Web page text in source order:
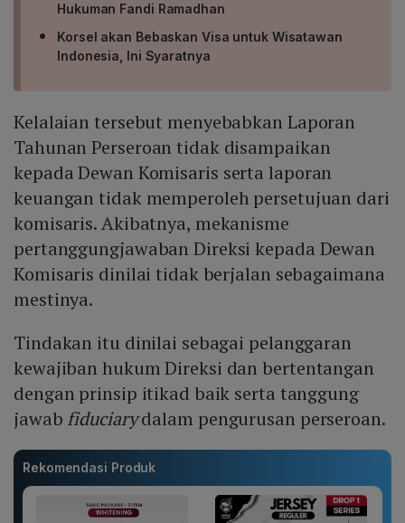
Hukuman Fandi Ramadhan
Korsel akan Bebaskan Visa untuk Wisatawan
Indonesia, Ini Syaratnya
Kelalaian tersebut menyebabkan Laporan
Tahunan Perseroan tidak disampaikan
kepada Dewan Komisaris serta laporan
keuangan tidak memperoleh persetujuan dari
komisaris. Akibatnya, mekanisme
pertanggungjawaban Direksi kepada Dewan
Komisaris dinilai tidak berjalan sebagaimana
mestinya.
Tindakan itu dinilai sebagai pelanggaran
kewajiban hukum Direksi dan bertentangan
dengan prinsip itikad baik serta tanggung
jawab fiduciarydalam pengurusan perseroan.
Rekomendasi Produk